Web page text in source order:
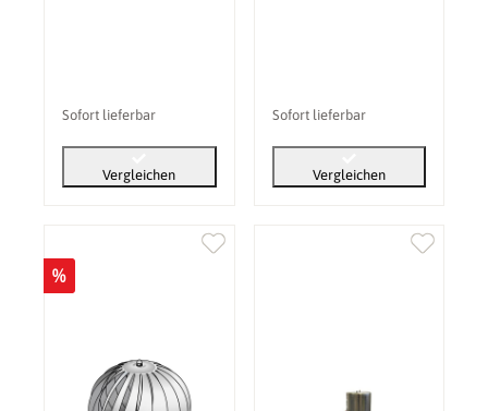
Sofort lieferbar
Vergleichen
Sofort lieferbar
Vergleichen
%